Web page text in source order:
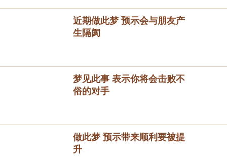
近期做此梦 预示会与朋友产
生隔阂
梦见此事 表示你将会击败不
俗的对手
做此梦 预示带来顺利要被提
升